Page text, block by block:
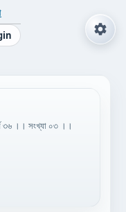
৩৬ ।। সংখ্যা ০৩ ।।